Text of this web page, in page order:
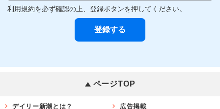
利用規約を必ず確認の上、登録ボタンを押してください。
ページTOP
デイリー新潮とは？ 広告掲載